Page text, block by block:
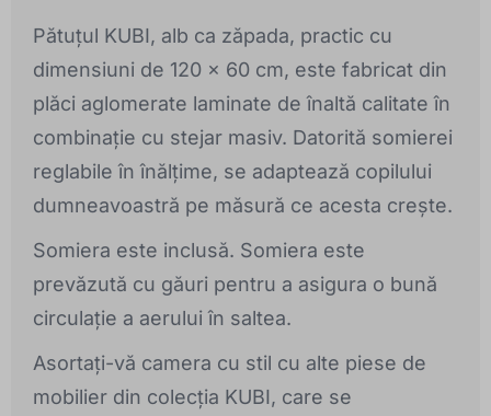
Pătuțul KUBI, alb ca zăpada, practic cu
dimensiuni de 120 x 60 cm, este fabricat din
plăci aglomerate laminate de înaltă calitate în
combinație cu stejar masiv. Datorită somierei
reglabile în înălțime, se adaptează copilului
dumneavoastră pe măsură ce acesta crește.
Somiera este inclusă. Somiera este
prevăzută cu găuri pentru a asigura o bună
circulație a aerului în saltea.
Asortați-vă camera cu stil cu alte piese de
mobilier din colecția KUBI, care se